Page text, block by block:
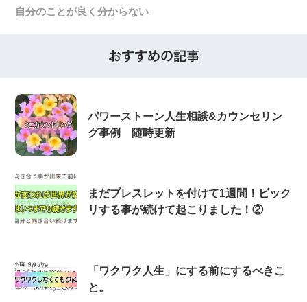
自分のことが良く分からない
おすすめの記事
パワーストーン人生相談&カウンセリン
グ事例 随時更新
まだブレスレットを付けて1週間！ビック
リする事が続けて起こりました！②
「ワクワク人生」にする前にするべきこ
と。